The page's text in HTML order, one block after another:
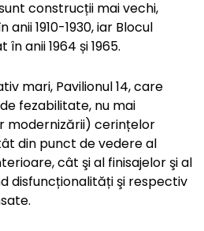
sunt construcții mai vechi,
1910-1930, iar Blocul
anii 1964 și 1965.
mari, Pavilionul 14, care
fezabilitate, nu mai
modernizării) cerințelor
din punct de vedere al
cât şi al finisajelor şi al
disfuncționalități şi respectiv